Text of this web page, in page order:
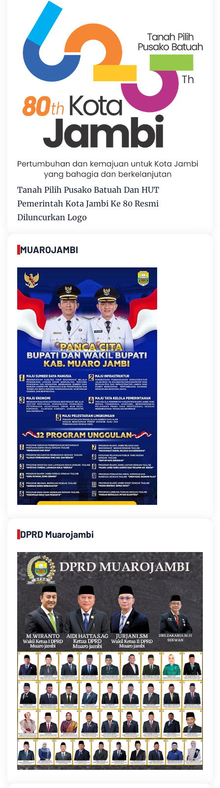
Tanah Pilih Pusako Batuah Dan HUT
Pemerintah Kota Jambi Ke 80 Resmi
Diluncurkan Logo
MUAROJAMBI
DPRD Muarojambi